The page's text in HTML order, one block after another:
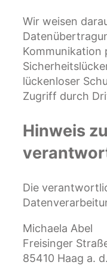
Wir weisen
Kommunikation
lückenloser
Zugriff durch
Hinweis
Die
Michaela Abel
Freisinger
85410 Haag a.